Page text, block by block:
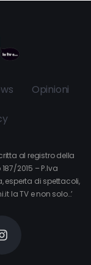
Opinioni
al registro della
2015 – P.Iva
esperta di spettacoli,
la TV e non solo…’